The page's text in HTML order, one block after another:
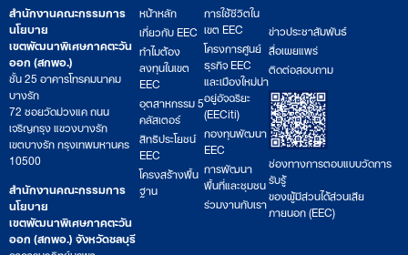
สำนักงานคณะกรรมการ
นโยบาย
เขตพัฒนาพิเศษภาคตะวัน
ออก (สกพอ.)
ชั้น 25 อาคารโทรคมนาคม
บางรัก
72 ซอยวัดม่วงแค ถนน
เจริญกรุง แขวงบางรัก
เขตบางรัก กรุงเทพมหานคร
10500
สำนักงานคณะกรรมการ
นโยบาย
เขตพัฒนาพิเศษภาคตะวัน
ออก (สกพอ.) จังหวัดชลบุรี
หน้าหลัก
เกี่ยวกับ EEC
ทำไมต้อง
ลงทุนในเขต
EEC
อุตสาหกรรม 5
คลัสเตอร์
สิทธิประโยชน์
EEC
โครงสร้างพื้น
ฐาน
การใช้ชีวิตใน
เขต EEC
โครงการศูนย์
ธุรกิจ EEC
และเมืองใหม่น่า
อยู่อัจฉริยะ
(EECiti)
กองทุนพัฒนา
EEC
การพัฒนา
พื้นที่และชุมชน
ร่วมงานกับเรา
ข่าวประชาสัมพันธ์
สื่อเผยแพร่
ติดต่อสอบถาม
ช่องทางการตอบแบบวัดการ
รับรู้
ของผู้มีส่วนได้ส่วนเสีย
ภายนอก (EEC)